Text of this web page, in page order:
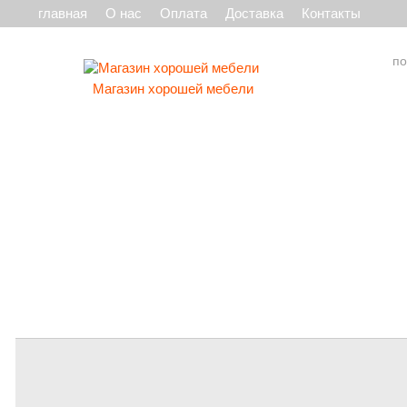
главная О нас Оплата Доставка Контакты
Магазин хорошей мебели